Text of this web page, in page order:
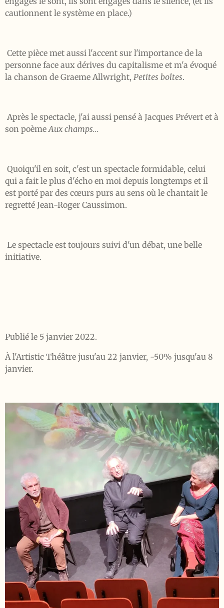
cautionnent le système en place.)
Cette pièce met aussi l'accent sur l'importance de la
personne face aux dérives du capitalisme et m'a évoqué
la chanson de Graeme Allwright, Petites boîtes.
Après le spectacle, j'ai aussi pensé à Jacques Prévert et à
son poèmeAux champs...
Quoiqu'il en soit, c'est un spectacle formidable, celui
qui a fait le plus d'écho en moi depuis longtemps et il
est porté par des cœurs purs au sens où le chantait le
regretté Jean-Roger Caussimon.
Le spectacle est toujours suivi d'un débat, une belle
initiative.
Publié le 5 janvier 2022.
À l'Artistic Théâtre jusu'au 22 janvier, -50% jusqu'au 8
janvier.